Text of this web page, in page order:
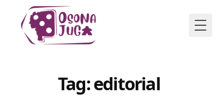
Tag: editorial